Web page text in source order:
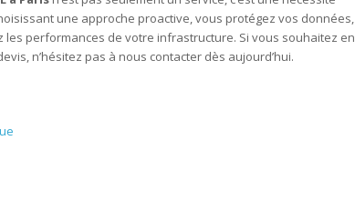
une approche proactive, vous protégez vos données,
performances de votre infrastructure. Si vous souhaitez en
n’hésitez pas à nous contacter dès aujourd’hui.